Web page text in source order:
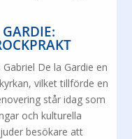
De la Gardie en
vilket tillförde en
står idag som
och kulturella
besökare att